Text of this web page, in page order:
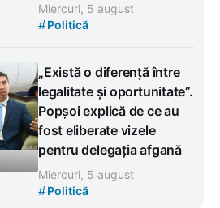
Miercuri, 5 august
#Politică
„Există o diferență între
legalitate și oportunitate”.
Popșoi explică de ce au
fost eliberate vizele
pentru delegația afgană
Miercuri, 5 august
#Politică